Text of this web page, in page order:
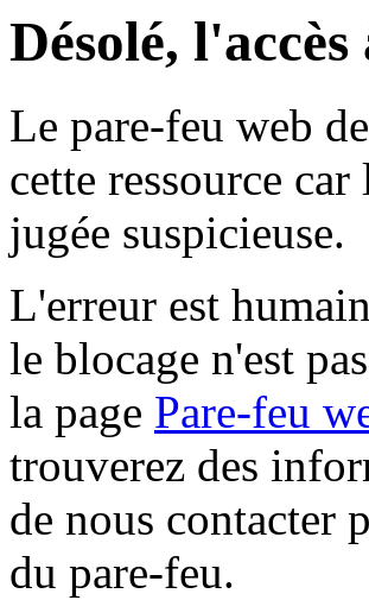
Désolé,
Le pare-feu web
cette ressource
jugée suspicieuse.
L'erreur est
le blocage n'est
la page Pare-feu
trouverez des
de nous contacter
du pare-feu.